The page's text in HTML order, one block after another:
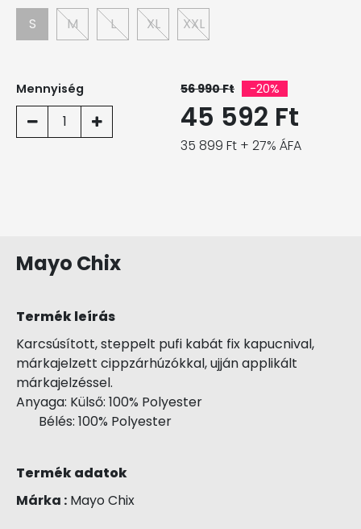
S M L XL XXL
Mennyiség
1
56 990 Ft -20%
45 592 Ft
35 899 Ft + 27% ÁFA
Mayo Chix
Termék leírás
Karcsúsított, steppelt pufi kabát fix kapucnival,
márkajelzett cippzárhúzókkal, ujján applikált
márkajelzéssel.
Anyaga: Külső: 100% Polyester
Bélés: 100% Polyester
Termék adatok
Márka : Mayo Chix